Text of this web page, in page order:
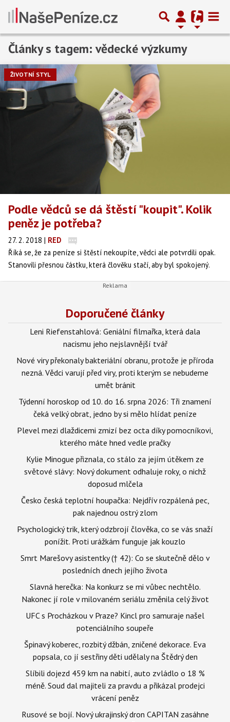
Články s tagem: vědecké výzkumy
ŽIVOTNÍ STYL
Podle vědců se dá štěstí "koupit". Kolik
peněz je potřeba?
27. 2. 2018 | RED
Říká se, že za peníze si štěstí nekoupíte, vědci ale potvrdili opak.
Stanovili přesnou částku, která člověku stačí, aby byl spokojený.
1,2 milionu korun. Ideální příjem pak dosahuje téměř dvou milionů.
Doporučené články
Leni Riefenstahlová: Geniální filmařka, která dala
nacismu jeho nejslavnější tvář
Nové viry překonaly bakteriální obranu, protože je příroda
nezná. Vědci varují před viry, proti kterým se nebudeme
umět bránit
Týdenní horoskop od 10. do 16. srpna 2026: Tři znamení
čeká velký obrat, jedno by si mělo hlídat peníze
Plevel mezi dlaždicemi zmizí bez octa díky pomocníkovi,
kterého máte hned vedle pračky
Kylie Minogue přiznala, co stálo za jejím útěkem ze
světové slávy: Nový dokument odhaluje roky, o nichž
doposud mlčela
Česko česká teplotní houpačka: Nejdřív rozpálená pec,
pak najednou ostrý zlom
Psychologický trik, který odzbrojí člověka, co se vás snaží
ponížit. Proti urážkám funguje jak kouzlo
Smrt Marešovy asistentky († 42): Co se skutečně dělo v
posledních dnech jejího života
Slavná herečka: Na konkurz se mi vůbec nechtělo.
Nakonec jí role v milovaném seriálu změnila celý život
UFC s Procházkou v Praze? Kincl pro samuraje našel
potenciálního soupeře
Špinavý koberec, rozbitý džbán, zničené dekorace. Eva
popsala, co jí sestřiny děti udělaly na Štědrý den
Slíbili dojezd 459 km na nabití, auto zvládlo o 18 %
méně. Soud dal majiteli za pravdu a přikázal prodejci
vrácení peněz
Rusové se bojí. Nový ukrajinský dron CAPITAN zasáhne